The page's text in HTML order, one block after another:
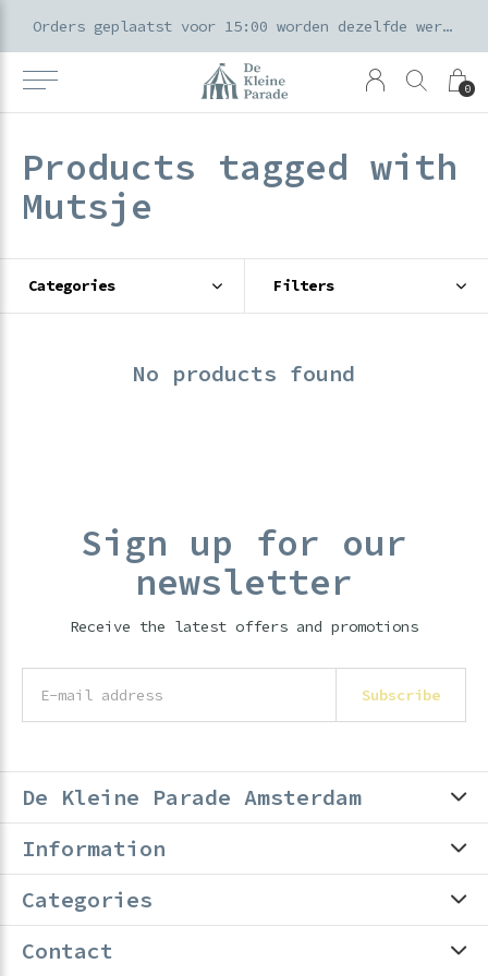
0
Orders geplaatst voor 15:00 worden dezelfde werkdag verzonden
Products tagged with
Mutsje
Categories Filters
No products found
Sign up for our
newsletter
Receive the latest offers and promotions
Subscribe
De Kleine Parade Amsterdam
Information
Categories
Contact